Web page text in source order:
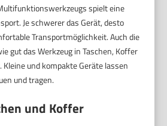
spielt eine
Je schwerer das Gerät, desto
Transportmöglichkeit. Auch die
gut das Werkzeug in Taschen, Koffer
Kleine und kompakte Geräte lassen
und tragen.
und Koffer